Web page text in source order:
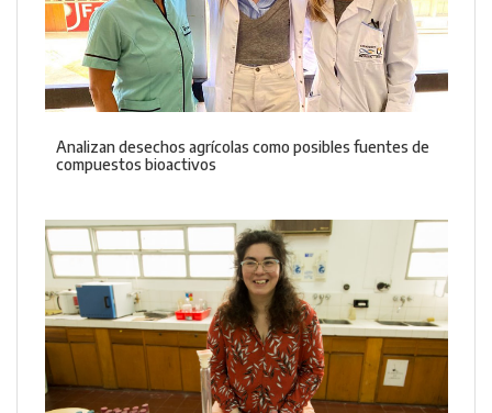
Analizan desechos agrícolas como posibles fuentes de
compuestos bioactivos